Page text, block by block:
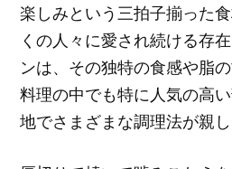
楽しみという三拍子揃った
くの人々に愛され続ける存
ンは、その独特の食感や脂
料理の中でも特に人気の高
地でさまざまな調理法が親し